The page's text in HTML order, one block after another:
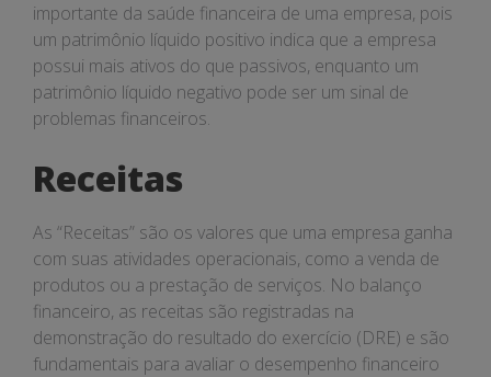
importante da saúde financeira de uma empresa, pois
um patrimônio líquido positivo indica que a empresa
possui mais ativos do que passivos, enquanto um
patrimônio líquido negativo pode ser um sinal de
problemas financeiros.
Receitas
As “Receitas” são os valores que uma empresa ganha
com suas atividades operacionais, como a venda de
produtos ou a prestação de serviços. No balanço
financeiro, as receitas são registradas na
demonstração do resultado do exercício (DRE) e são
fundamentais para avaliar o desempenho financeiro